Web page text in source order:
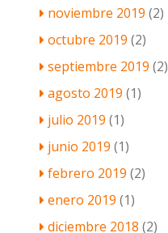
noviembre 2019 (2)
octubre 2019 (2)
septiembre 2019 (2)
agosto 2019 (1)
julio 2019 (1)
junio 2019 (1)
febrero 2019 (2)
enero 2019 (1)
diciembre 2018 (2)